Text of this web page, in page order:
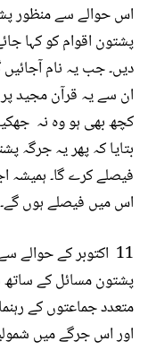
اس حوالے سے منظور
پشتون اقوام کو کہا
دیں۔ جب یہ نام
ان سے یہ قرآن مجید
کچھ بھی ہو وہ نہ
بتایا کہ پھر یہ جرگہ
فیصلے کرے گا۔ ہمیشہ
اس میں فیصلے ہوں گے۔
11 اکتوبر کے
پشتون مسائل کے ساتھ
متعدد جماعتوں کے
اور اس جرگے میں